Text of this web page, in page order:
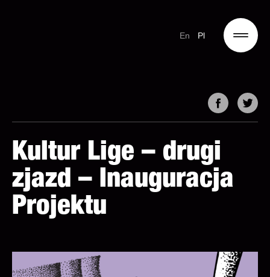
Pl
En
Kultur Lige – drugi
zjazd – Inauguracja
Projektu